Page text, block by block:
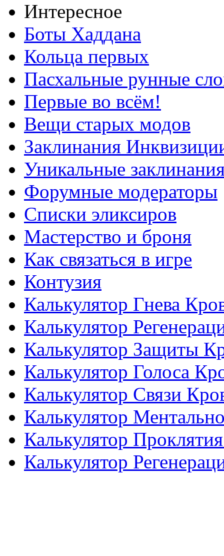
Интересное
Боты Хаддана
Кольца первых
Пасхальные рунные
Первые во всём!
Вещи старых модов
Заклинания
Уникальные
Форумные модераторы
Списки эликсиров
Мастерство и броня
Как связаться в игре
Контузия
Калькулятор Гнева
Калькулятор
Калькулятор Защиты
Калькулятор Голоса
Калькулятор Связи
Калькулятор
Калькулятор
Калькулятор